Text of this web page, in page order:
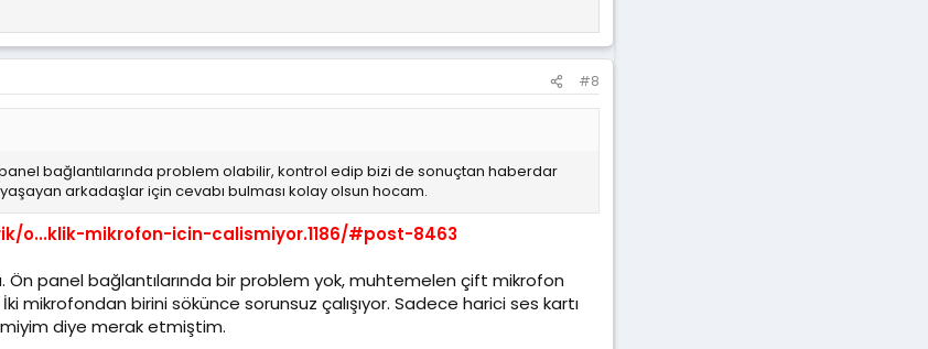
#8
bağlantılarında problem olabilir, kontrol edip bizi de sonuçtan haberdar
arkadaşlar için cevabı bulması kolay olsun hocam.
o...klik-mikrofon-icin-calismiyor.1186/#post-8463
Ön panel bağlantılarında bir problem yok, muhtemelen çift mikrofon
mikrofondan birini sökünce sorunsuz çalışıyor. Sadece harici ses kartı
miyim diye merak etmiştim.